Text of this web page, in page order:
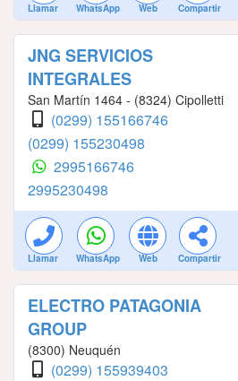
Llamar WhatsApp Web Compartir
JNG SERVICIOS
INTEGRALES
San Martín 1464 - (8324) Cipolletti
(0299) 155166746
(0299) 155230498
2995166746
2995230498
Llamar WhatsApp Web Compartir
ELECTRO PATAGONIA
GROUP
(8300) Neuquén
(0299) 155939403